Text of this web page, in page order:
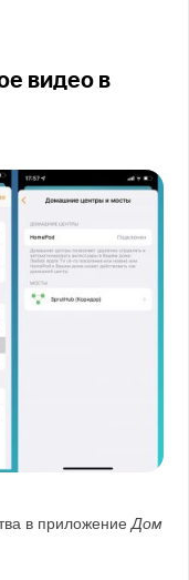
видео в
в приложениеДом